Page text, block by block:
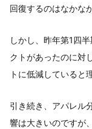
回復するのはなかな
しかし、昨年第1四
クトがあったのに対
トに低減していると
引き続き、アパレル
響は大きいのですが